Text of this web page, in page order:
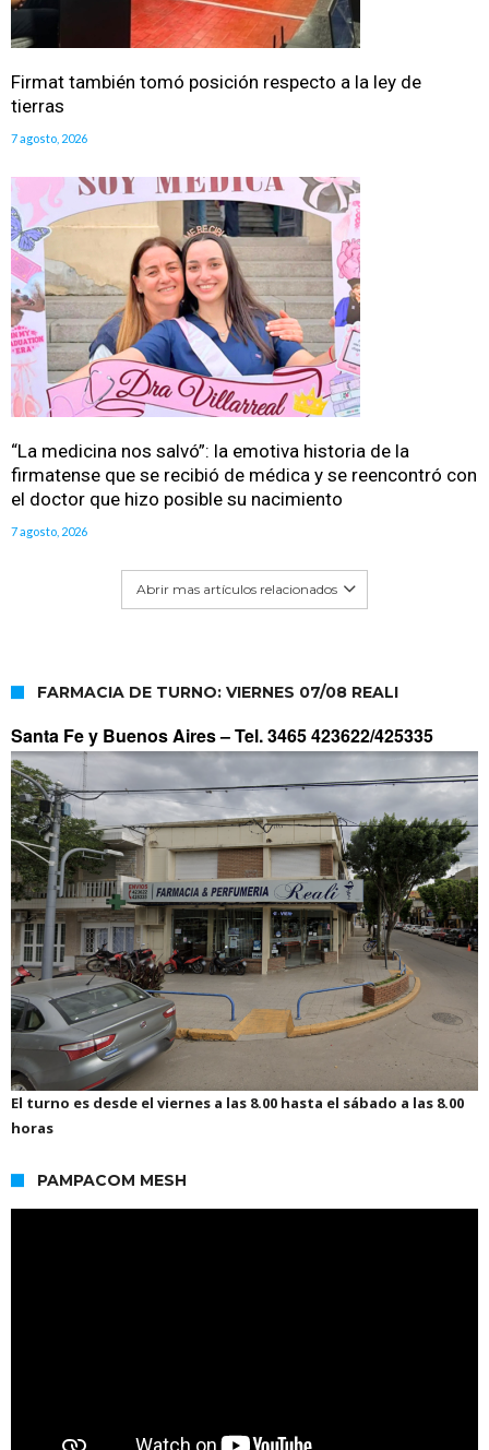
Firmat también tomó posición respecto a la ley de
tierras
7 agosto, 2026
“La medicina nos salvó”: la emotiva historia de la
firmatense que se recibió de médica y se reencontró con
el doctor que hizo posible su nacimiento
7 agosto, 2026
Abrir mas artículos relacionados
FARMACIA DE TURNO: VIERNES 07/08 REALI
Santa Fe y Buenos Aires –Tel. 3465 423622/425335
El turno es desde el viernes a las 8.00 hasta el sábado a las 8.00
horas
PAMPACOM MESH